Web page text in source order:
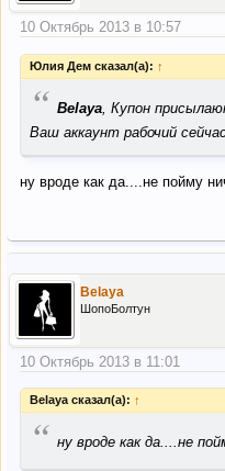
10 Октябрь 2013 в 10:57
Юлия Дем сказал(а): ↑
“ Belaya , Купон
Ваш аккаунт рабочий
ну вроде как да....не пойму
Belaya
ШопоБолтун
10 Октябрь 2013 в 11:01
Belaya сказал(а): ↑
“ ну вроде как да....не